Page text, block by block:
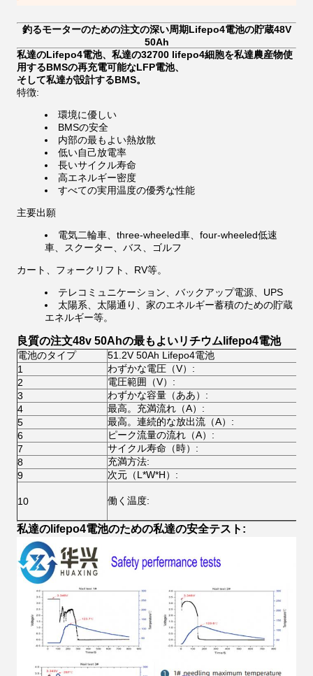
釣るモーターのための注文の深い周期Lifepo4電池の貯蔵48V
50Ah
私達のLifepo4電池、私達の32700 lifepo4細胞を私達農産物使
用するBMSの再充電可能なLFP電池、
そして私達が設計するBMS。
特徴:
環境に優しい
BMSの安全
内部の最もよい熱放散
低い自己放電率
長いサイクル寿命
高エネルギー密度
すべての実用温度の優秀な性能
主要出願
電気二輪車、three-wheeled車、four-wheeled低速
車、スクーター、バス、ゴルフ
カート、フォークリフト、RV等。
テレコミュニケーション、バックアップ電源、UPS
太陽系、太陽通り、家のエネルギー蓄積のための貯蔵
エネルギー等。
良質の注文48v 50Ahの最もよいリチウムlifepo4電池
電池のタイプ
51.2V 50Ah Lifepo4電池
1
わずかな電圧（V）:
2
電圧範囲（V）:
3
わずかな容量（ああ）:
4
最高。充満流れ（A）:
5
最高。連続的な放出流（A）:
6
ピーク流量の流れ（A）:
7
サイクル寿命（時）:
8
充満方法:
9
次元（L*W*H）:
10 働く温度:
私達のlifepo4電池のための私達の安全テスト: